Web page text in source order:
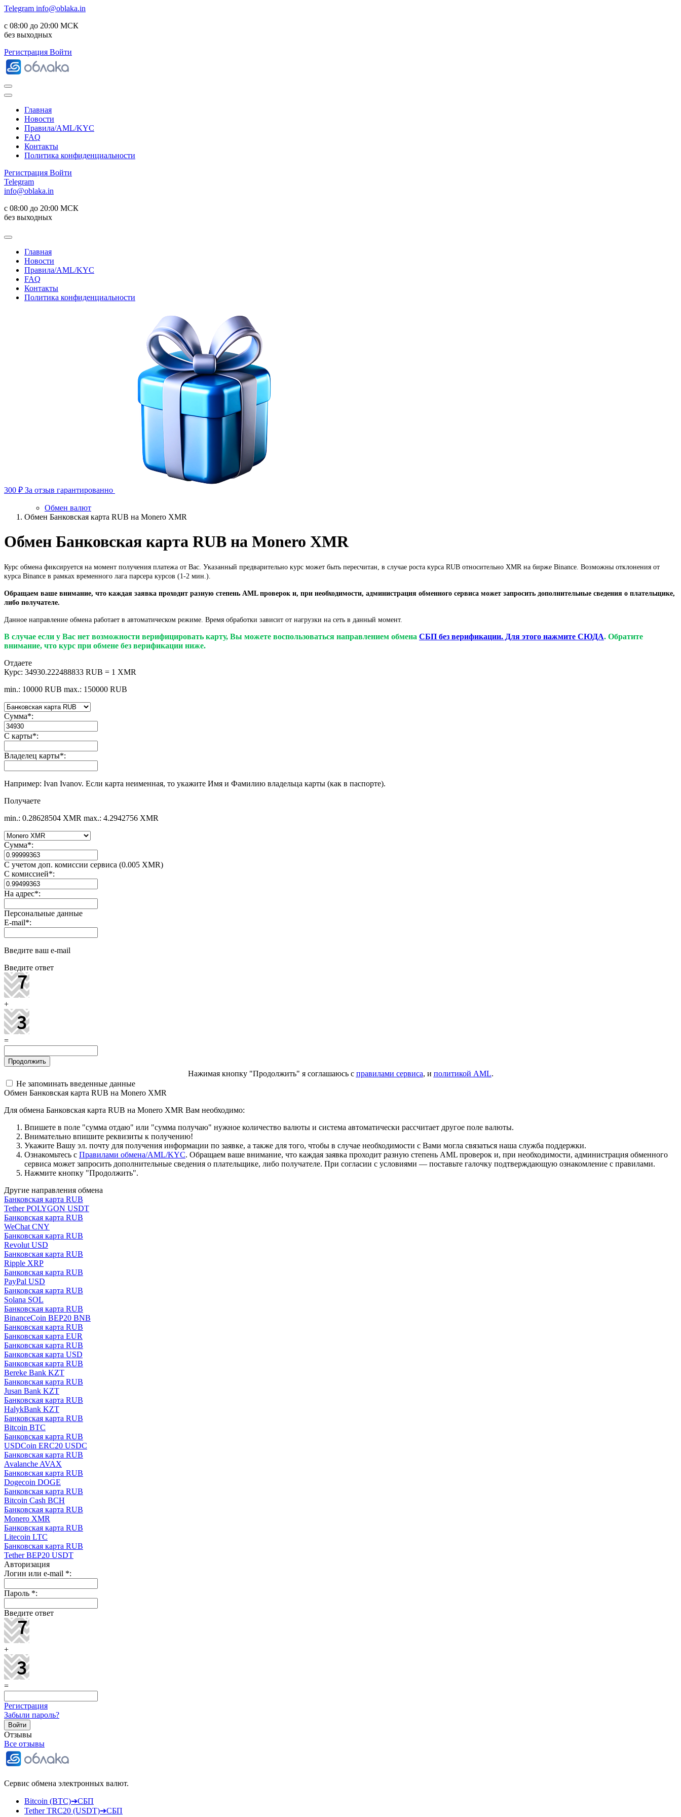
Telegram info@oblaka.in
с 08:00 до 20:00 МСК
без выходных
Регистрация Войти
Главная
Новости
Правила/AML/KYC
FAQ
Контакты
Политика конфиденциальности
Регистрация Войти
Telegram
info@oblaka.in
с 08:00 до 20:00 МСК
без выходных
Главная
Новости
Правила/AML/KYC
FAQ
Контакты
Политика конфиденциальности
300 ₽ За отзыв гарантированно
Обмен валют
Обмен Банковская карта RUB на Monero XMR
Обмен Банковская карта RUB на Monero XMR
Курс обмена фиксируется на момент получения платежа от Вас. Указанный предварительно курс может быть пересчитан, в случае роста курса RUB относительно XMR на бирже Binance. Возможны отклонения от
курса Binance в рамках временного лага парсера курсов (1-2 мин.).
Обращаем ваше внимание, что каждая заявка проходит разную степень AML проверок и, при необходимости, администрация обменного сервиса может запросить дополнительные сведения о плательщике,
либо получателе.
Данное направление обмена работает в автоматическом режиме. Время обработки зависит от нагрузки на сеть в данный момент.
В случае если у Вас нет возможности верифицировать карту, Вы можете воспользоваться направлением обмена СБП без верификации. Для этого нажмите СЮДА. Обратите
внимание, что курс при обмене без верификации ниже.
Отдаете
Курс: 34930.222488833 RUB = 1 XMR
min.: 10000 RUB max.: 150000 RUB
Сумма*:
С карты*:
Владелец карты*:
Например: Ivan Ivanov. Если карта неименная, то укажите Имя и Фамилию владельца карты (как в паспорте).
Получаете
min.: 0.28628504 XMR max.: 4.2942756 XMR
Сумма*:
С учетом доп. комиссии сервиса (0.005 XMR)
С комиссией*:
На адрес*:
Персональные данные
E-mail*:
Введите ваш e-mail
Введите ответ
+
=
Нажимая кнопку "Продолжить" я соглашаюсь с правилами сервиса, и политикой AML.
Не запоминать введенные данные
Обмен Банковская карта RUB на Monero XMR
Для обмена Банковская карта RUB на Monero XMR Вам необходимо:
Впишете в поле "сумма отдаю" или "сумма получаю" нужное количество валюты и система автоматически рассчитает другое поле валюты.
Внимательно впишите реквизиты к получению!
Укажите Вашу эл. почту для получения информации по заявке, а также для того, чтобы в случае необходимости с Вами могла связаться наша служба поддержки.
Ознакомьтесь с Правилами обмена/AML/KYC. Обращаем ваше внимание, что каждая заявка проходит разную степень AML проверок и, при необходимости, администрация обменного
сервиса может запросить дополнительные сведения о плательщике, либо получателе. При согласии с условиями — поставьте галочку подтверждающую ознакомление с правилами.
Нажмите кнопку "Продолжить".
Другие направления обмена
Банковская карта RUB
Tether POLYGON USDT
Банковская карта RUB
WeChat CNY
Банковская карта RUB
Revolut USD
Банковская карта RUB
Ripple XRP
Банковская карта RUB
PayPal USD
Банковская карта RUB
Solana SOL
Банковская карта RUB
BinanceCoin BEP20 BNB
Банковская карта RUB
Банковская карта EUR
Банковская карта RUB
Банковская карта USD
Банковская карта RUB
Bereke Bank KZT
Банковская карта RUB
Jusan Bank KZT
Банковская карта RUB
HalykBank KZT
Банковская карта RUB
Bitcoin BTC
Банковская карта RUB
USDCoin ERC20 USDC
Банковская карта RUB
Avalanche AVAX
Банковская карта RUB
Dogecoin DOGE
Банковская карта RUB
Bitcoin Cash BCH
Банковская карта RUB
Monero XMR
Банковская карта RUB
Litecoin LTC
Банковская карта RUB
Tether BEP20 USDT
Авторизация
Логин или e-mail *:
Пароль *:
Введите ответ
+
=
Регистрация
Забыли пароль?
Отзывы
Все отзывы
Сервис обмена электронных валют.
Bitcoin (BTC)➔СБП
Tether TRC20 (USDT)➔СБП